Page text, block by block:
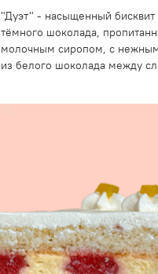
"Дуэт" - насыщенный бисквит
тёмного шоколада,
молочным сиропом, с
из белого шоколада между